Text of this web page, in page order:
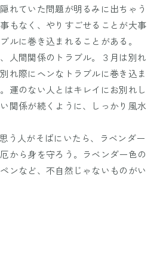
れていた問題が明るみに出ちゃう
もなく、やりすごせることが大事
ルに巻き込まれることがある。
人間関係のトラブル。３月は別れ
れ際にヘンなトラブルに巻き込ま
運のない人とはキレイにお別れし
関係が続くように、しっかり風水
う人がそばにいたら、ラベンダー
から身を守ろう。ラベンダー色の
ンなど、不自然じゃないものがい